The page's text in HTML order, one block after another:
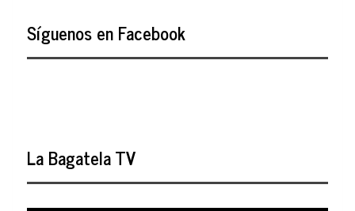
Síguenos en Facebook
La Bagatela TV